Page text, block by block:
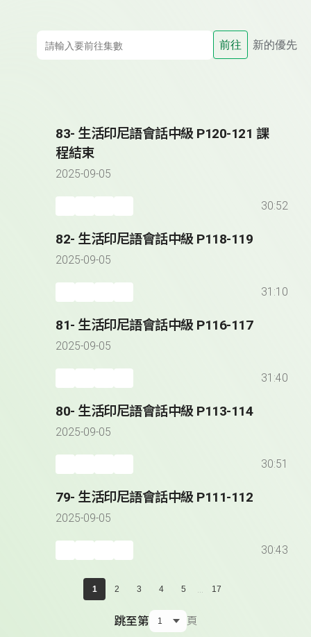
前往 新的優先
83- 生活印尼語會話中級 P120-121 課
程結束
2025-09-05
30:52
82- 生活印尼語會話中級 P118-119
2025-09-05
31:10
81- 生活印尼語會話中級 P116-117
2025-09-05
31:40
80- 生活印尼語會話中級 P113-114
2025-09-05
30:51
79- 生活印尼語會話中級 P111-112
2025-09-05
30:43
1 2 3 4 5 ... 17
跳至第 頁